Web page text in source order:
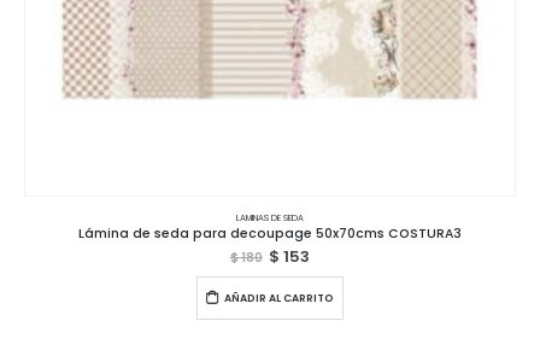
LAMINAS DE SEDA
Lámina de seda para decoupage 50x70cms COSTURA3
$180 $ 153
AÑADIR AL CARRITO